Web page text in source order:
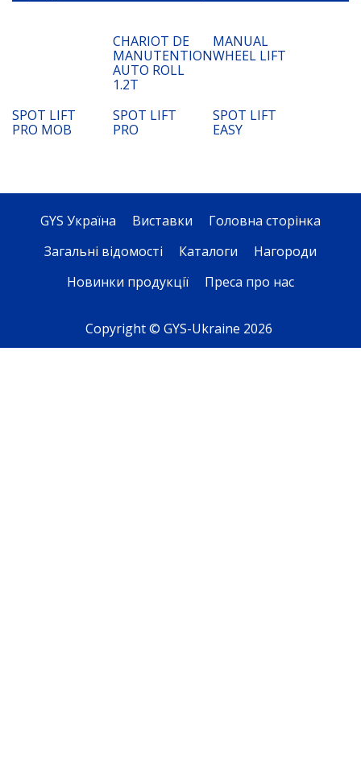
CHARIOT DE
MANUTENTION
AUTO ROLL
1.2T
MANUAL
WHEEL LIFT
SPOT LIFT
PRO MOB
SPOT LIFT
PRO
SPOT LIFT
EASY
GYS Україна Виставки
Головна сторінка
Загальні відомості
Каталоги
Нагороди
Новинки продукції
Преса про нас
Copyright © GYS-Ukraine 2026